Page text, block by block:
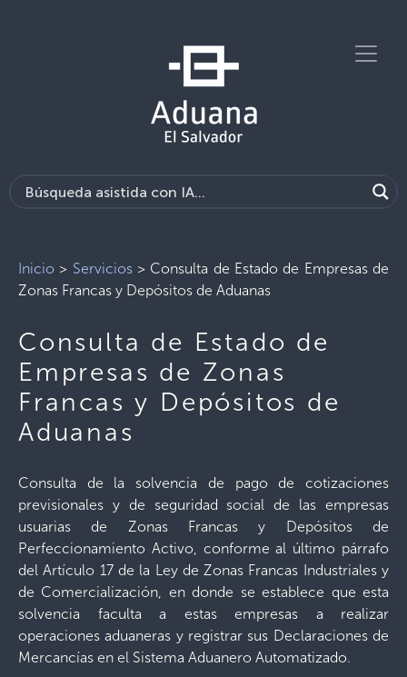
Inicio > Servicios> Consulta de Estado de Empresas de
Zonas Francas y Depósitos de Aduanas
Consulta de Estado de
Empresas de Zonas
Francas y Depósitos de
Aduanas
Consulta de la solvencia de pago de cotizaciones
previsionales y de seguridad social de las empresas
usuarias de Zonas Francas y Depósitos de
Perfeccionamiento Activo, conforme al último párrafo
del Artículo 17 de la Ley de Zonas Francas Industriales y
de Comercialización, en donde se establece que esta
solvencia faculta a estas empresas a realizar
operaciones aduaneras y registrar sus Declaraciones de
Mercancías en el Sistema Aduanero Automatizado.